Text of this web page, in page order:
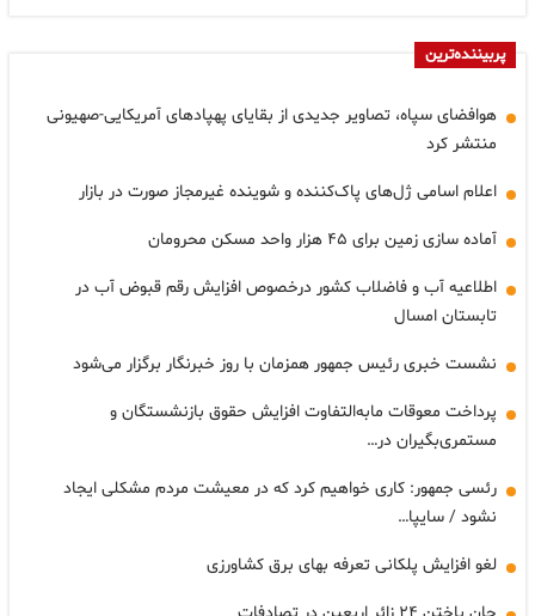
پربیننده‌ترین
هوافضای سپاه، تصاویر جدیدی از بقایای پهپادهای آمریکایی-صهیونی
منتشر کرد
اعلام اسامی ژل‌های پاک‌کننده و شوینده غیرمجاز صورت در بازار
آماده سازی زمین برای ۴۵ هزار واحد مسکن محرومان
اطلاعیه آب و فاضلاب کشور درخصوص افزایش رقم قبوض آب در
تابستان امسال
نشست خبری رئیس جمهور همزمان با روز خبرنگار برگزار می‌شود
پرداخت معوقات مابه‌التفاوت افزایش حقوق بازنشستگان و
مستمری‌بگیران در…
رئسی جمهور: کاری خواهیم کرد که در معیشت مردم مشکلی ایجاد
نشود / سایپا…
لغو افزایش پلکانی تعرفه بهای برق کشاورزی